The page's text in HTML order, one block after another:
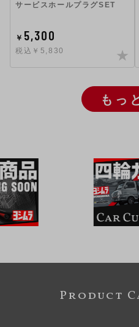
サービスホールプラグSET
￥ 5,300
税込￥5,830
もっ
Product